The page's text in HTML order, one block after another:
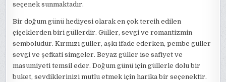
seçenek sunmaktadır.
Bir doğum günü hediyesi olarak en çok tercih edilen
çiçeklerden biri güllerdir. Güller, sevgi ve romantizmin
sembolüdür. Kırmızı güller, aşkı ifade ederken, pembe güller
sevgi ve şefkati simgeler. Beyaz güller ise safiyet ve
masumiyeti temsil eder. Doğum günü için güllerle dolu bir
buket, sevdiklerinizi mutlu etmek için harika bir seçenektir.